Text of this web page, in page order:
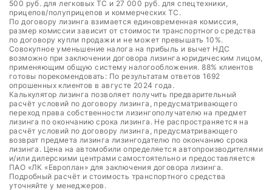
500 руб. для легковых ТС и 27 000 руб. для спецтехники,
прицепов/полуприцепов и коммерческих ТС.
По договору лизинга взимается единовременная комиссия,
размер комиссии зависит от стоимости транспортного средства
по договору купли продажи и не может превышать 10%.
Совокупное уменьшение налога на прибыль и вычет НДС
возможно при заключении договора лизинга юридическим лицом,
применяющим общую систему налогообложения. 88% клиентов
готовы порекомендовать: По результатам ответов 1692
опрошенных клиентов в августе 2024 года.
Калькулятор лизинга позволяет получить предварительный
расчёт условий по договору лизинга, предусматривающего
переход права собственности лизингополучателю на предмет
лизинга по окончанию срока лизинга. Не распространяется на
расчёт условий по договору лизинга, предусматривающего
возврат предмета лизинга лизингодателю по окончанию срока
лизинга. Цена на автомобили определяется автопроизводителями
и/или дилерскими центрами самостоятельно и предоставляется
ПАО «ЛК «Европлан» для заключения договора лизинга.
Подробный расчёт и стоимость транспортного средства
уточняйте у менеджеров.